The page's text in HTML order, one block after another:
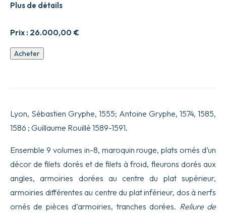
Prix : 26.000,00 €
Plus de détails
quantité
de
Acheter
Lyon, Sébastien Gryphe, 1555; Antoine Gryphe, 1574, 1585,
1586 ; Guillaume Rouillé 1589-1591.
Ensemble 9 volumes in-8, maroquin rouge, plats ornés d’un
décor de filets dorés et de filets à froid, fleurons dorés aux
angles, armoiries dorées au centre du plat supérieur,
armoiries différentes au centre du plat inférieur, dos à nerfs
ornés de pièces d’armoiries, tranches dorées. Reliure de